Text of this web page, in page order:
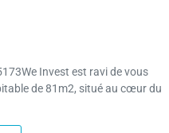
Invest est ravi de vous
de 81m2, situé au cœur du